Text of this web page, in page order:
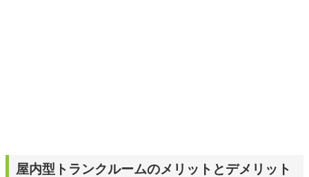
屋内型トランクルームのメリットとデメリット